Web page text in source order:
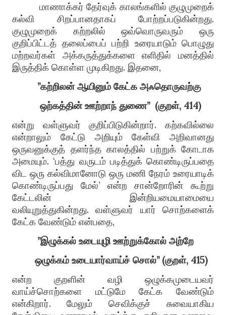
மாணாக்கர் தேர்வுக் காலங்களில் குழுமுறைக்
கல்வி சிறப்பானதாகப் போற்றப்படுகின்றது.
குழுமுறைக் கற்றலில் ஒவ்வொருவரும் ஒரு
குறிப்பிட்டத் தலைப்பைப் பற்றி உரையாடும் பொழுது
மற்றவர்கள் அக்கருத்துக்களை எளிதில் மனத்தில்
இருத்திக் கொள்ள முடிகிறது. இதனை,
”கற்றிலன் ஆயினும் கேட்க அஃதொருவற்கு
ஒற்கத்தின் ஊற்றாந் துணை” (குறள், 414)
என்று வள்ளுவர் குறிப்பிடுகின்றார். கற்கவில்லை
என்றாலும் கேட்டு அறியும் கேள்வி அறிவானது
ஒருவனுக்குத் தளர்ந்த காலத்தில் பற்றுக் கோடாக
அமையும். ‘பத்து வருடம் படித்துக் கொண்டிருப்பதை
விட ஒரு கல்விமானோடு ஒரு மணி நேரம் உரையாடிக்
கொண்டிருப்பது மேல்’ என்ற சான்றோரின் கூற்று
கேட்டலின் இன்றியமையாமையை
வலியுறுத்துகின்றது. வள்ளுவர் யார் சொற்களைக்
கேட்க வேண்டும் என்பதை,
”இழுக்கல் உடையுழி ஊற்றுக்கோல் அற்றே
ஒழுக்கம் உடையார்வாய்ச் சொல்” (குறள், 415)
என்ற குறளின் வழி ஒழுக்கமுடையவர்
வாய்ச்சொற்களை மட்டுமே கேட்க வேண்டும்
என்கிறார். மேலும் செவிக்குச் சுவையாகிய